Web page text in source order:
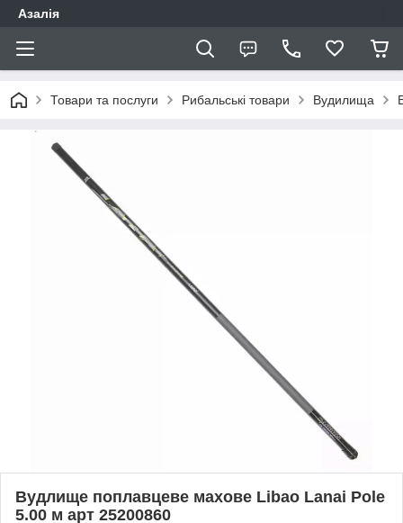
Азалія
Товари та послуги Рибальські товари Вудилища
Вудлище поплавцеве махове Libao Lanai Pole
5.00 м арт 25200860